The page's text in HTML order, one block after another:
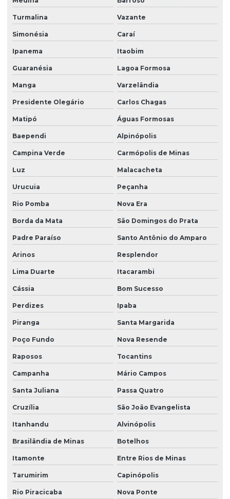
Turmalina Vazante
Simonésia Caraí
Ipanema Itaobim
Guaranésia Lagoa Formosa
Manga Varzelândia
Presidente Olegário Carlos Chagas
Matipó Águas Formosas
Baependi Alpinópolis
Campina Verde Carmópolis de Minas
Luz Malacacheta
Urucuia Peçanha
Rio Pomba Nova Era
Borda da Mata São Domingos do Prata
Padre Paraíso Santo Antônio do Amparo
Arinos Resplendor
Lima Duarte Itacarambi
Cássia Bom Sucesso
Perdizes Ipaba
Piranga Santa Margarida
Poço Fundo Nova Resende
Raposos Tocantins
Campanha Mário Campos
Santa Juliana Passa Quatro
Cruzília São João Evangelista
Itanhandu Alvinópolis
Brasilândia de Minas Botelhos
Itamonte Entre Rios de Minas
Tarumirim Capinópolis
Rio Piracicaba Nova Ponte